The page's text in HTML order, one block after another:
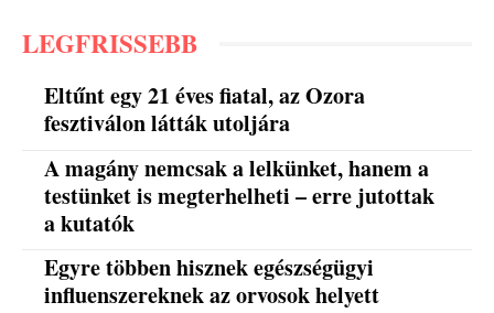
LEGFRISSEBB
Eltűnt egy 21 éves fiatal, az Ozora
fesztiválon látták utoljára
A magány nemcsak a lelkünket, hanem a
testünket is megterhelheti – erre jutottak
a kutatók
Egyre többen hisznek egészségügyi
influenszereknek az orvosok helyett